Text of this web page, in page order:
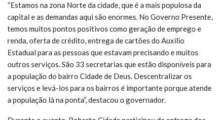
“Estamos na zona Norte da cidade, que é a mais populosa da
capital e as demandas aqui são enormes. No Governo Presente,
temos muitos pontos positivos como geração de emprego e
renda, oferta de crédito, entrega de cartões do Auxílio
Estadual para as pessoas que estavam precisando e muitos
outros serviços. São 33 secretarias que estão disponíveis para
a população do bairro Cidade de Deus. Descentralizar os
serviços e levá-los para os bairros é importante porque atende
a população lá na ponta”, destacou o governador.